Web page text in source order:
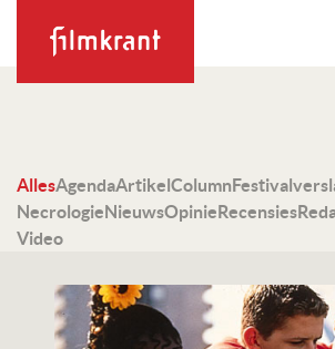
AllesAgendaArtikelColumn
NecrologieNieuwsOpinieRecensies
Video